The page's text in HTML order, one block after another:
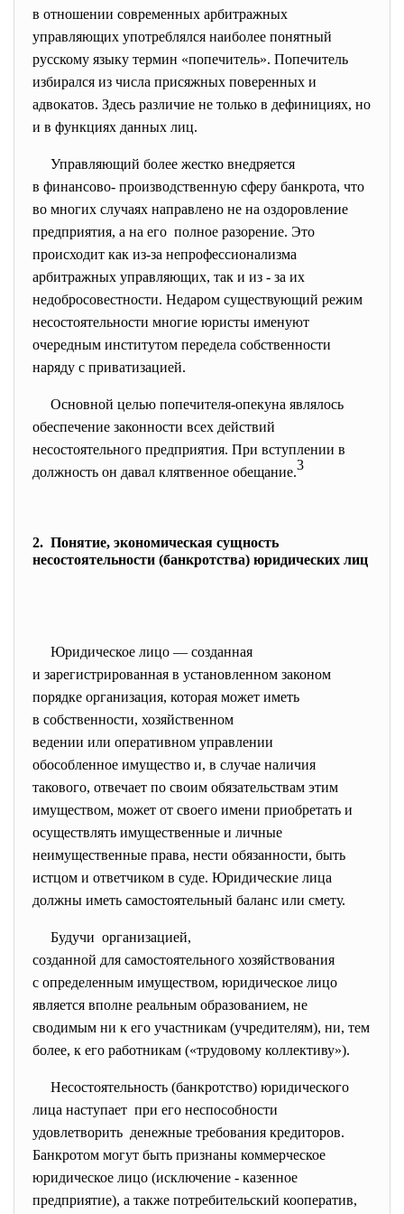
в отношении современных арбитражных
управляющих употреблялся наиболее понятный
русскому языку термин «попечитель». Попечитель
избирался из числа присяжных поверенных и
адвокатов. Здесь различие не только в дефинициях, но
и в функциях данных лиц.
Управляющий более жестко внедряется
в финансово- производственную сферу банкрота, что
во многих случаях направлено не на оздоровление
предприятия, а на его полное разорение. Это
происходит как из-за непрофессионализма
арбитражных управляющих, так и из - за их
недобросовестности. Недаром существующий режим
несостоятельности многие юристы именуют
очередным институтом передела собственности
наряду с приватизацией.
Основной целью попечителя-опекуна являлось
обеспечение законности всех действий
несостоятельного предприятия. При вступлении в
должность он давал клятвенное обещание.3
2. Понятие, экономическая сущность
несостоятельности (банкротства) юридических лиц
Юридическое лицо — созданная
и зарегистрированная в установленном законом
порядке организация, которая может иметь
в собственности, хозяйственном
ведении или оперативном управлении
обособленное имущество и, в случае наличия
такового, отвечает по своим обязательствам этим
имуществом, может от своего имени приобретать и
осуществлять имущественные и личные
неимущественные права, нести обязанности, быть
истцом и ответчиком в суде. Юридические лица
должны иметь самостоятельный баланс или смету.
Будучи организацией,
созданной для самостоятельного хозяйствования
с определенным имуществом, юридическое лицо
является вполне реальным образованием, не
сводимым ни к его участникам (учредителям), ни, тем
более, к его работникам («трудовому коллективу»).
Несостоятельность (банкротство) юридического
лица наступает при его неспособности
удовлетворить денежные требования кредиторов.
Банкротом могут быть признаны коммерческое
юридическое лицо (исключение - казенное
предприятие), а также потребительский кооператив,